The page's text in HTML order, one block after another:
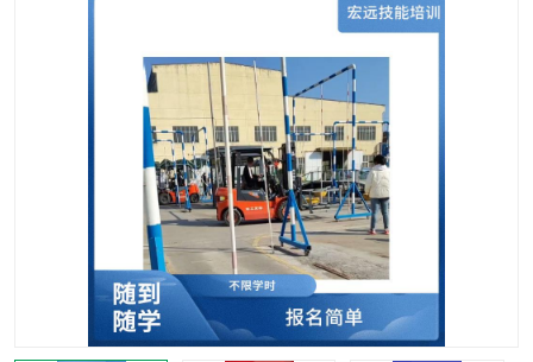
叉车上牌出租 叉车培训机构
叉车工培训学校 叉车技能培训
学叉车培训技巧 专业叉车培训
叉车培训中心 叉车操作证培训复审
叉车司机培训 焊工培训